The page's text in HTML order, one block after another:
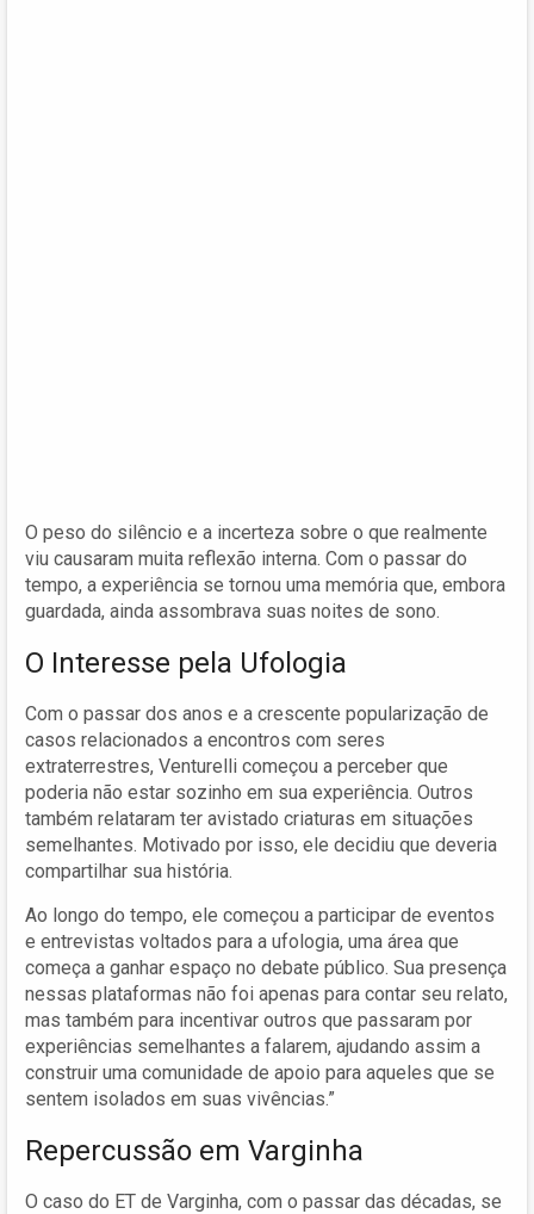
O peso do silêncio e a incerteza sobre o que realmente
viu causaram muita reflexão interna. Com o passar do
tempo, a experiência se tornou uma memória que, embora
guardada, ainda assombrava suas noites de sono.
O Interesse pela Ufologia
Com o passar dos anos e a crescente popularização de
casos relacionados a encontros com seres
extraterrestres, Venturelli começou a perceber que
poderia não estar sozinho em sua experiência. Outros
também relataram ter avistado criaturas em situações
semelhantes. Motivado por isso, ele decidiu que deveria
compartilhar sua história.
Ao longo do tempo, ele começou a participar de eventos
e entrevistas voltados para a ufologia, uma área que
começa a ganhar espaço no debate público. Sua presença
nessas plataformas não foi apenas para contar seu relato,
mas também para incentivar outros que passaram por
experiências semelhantes a falarem, ajudando assim a
construir uma comunidade de apoio para aqueles que se
sentem isolados em suas vivências.”
Repercussão em Varginha
O caso do ET de Varginha, com o passar das décadas, se